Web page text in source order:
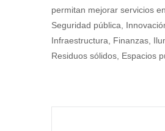
permitan mejorar servicios
Seguridad pública,
Infraestructura, Finanzas,
Residuos sólidos, Espacios